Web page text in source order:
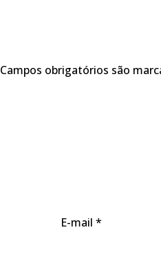
Campos obrigatórios são
E-mail *